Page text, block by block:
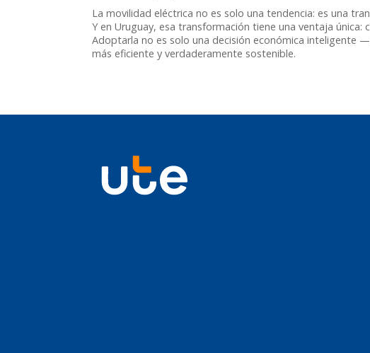
La movilidad eléctrica no es solo una tendencia: es una
Y en Uruguay, esa transformación tiene una ventaja única:
Adoptarla no es solo una decisión económica inteligente
más eficiente y verdaderamente sostenible.